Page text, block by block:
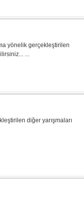
yönelik gerçekleştirilen
...
diğer yarışmaları